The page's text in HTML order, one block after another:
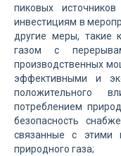
пиковых
инвестициям в
другие меры, такие
газом с
производственных
эффективными и
положительного
потреблением
безопасность
связанные с этими
природного газа;